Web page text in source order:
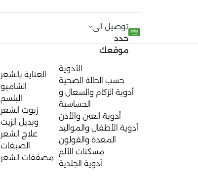
توصيل الى
حدد
موقعك
الأدوية
حسب الحالة الصحية
أدوية الزكام والسعال و
الحساسية
أدوية العين والأذن
أدوية الأطفال والمواليد
المعدة والقولون
مسكنات الألم
أدوية الجلدية
العناية بالشعر
الشامبو
البلسم
زيوت الشعر
وبديل الزيت
علاج الشعر
الصبغات
مصففات الشعر